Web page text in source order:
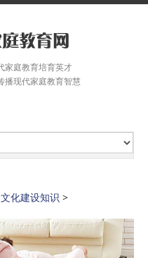
庭教育培育英才
现代家庭教育智慧
化建设知识 >